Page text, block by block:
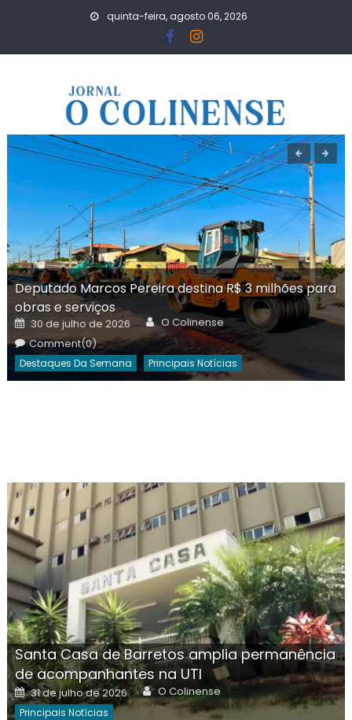
quinta-feira, agosto 06, 2026
Deputado Marcos Pereira destina R$ 3 milhões para
obras e serviços
Posted
on
30 de julho de 2026 Author
O Colinense
Comment(0)
Destaques Da Semana Principais Notícias
Santa Casa de Barretos amplia permanência
de acompanhantes na UTI
Posted
on
31 de julho de 2026 Author
O Colinense
Principais Notícias